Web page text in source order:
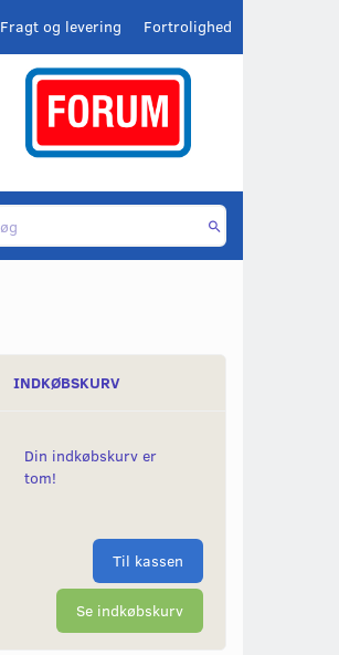
Fortrolighed
Fragt og levering
INDKØBSKURV
Din indkøbskurv er
tom!
Til kassen
Se indkøbskurv